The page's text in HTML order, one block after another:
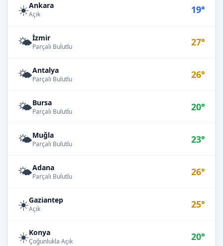
☀️Ankara
Açık 19°
🌤️İzmir
Parçalı Bulutlu 27°
🌤️Antalya
Parçalı Bulutlu 26°
🌤️Bursa
Parçalı Bulutlu 20°
🌤️Muğla
Parçalı Bulutlu 23°
🌤️Adana
Parçalı Bulutlu 26°
☀️Gaziantep
Açık 25°
☀️Konya
Çoğunlukla Açık 20°